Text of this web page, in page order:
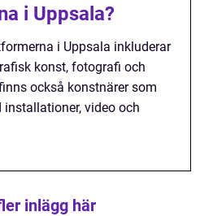
i Uppsala?
i Uppsala inkluderar
konst, fotografi och
också konstnärer som
installationer, video och
inlägg här